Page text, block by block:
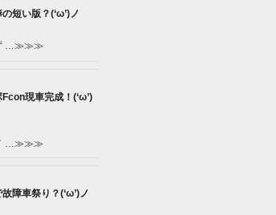
短い版？(‘ω’)ノ
…≫≫≫
現車完成！(‘ω’)
…≫≫≫
障車祭り？(‘ω’)ノ